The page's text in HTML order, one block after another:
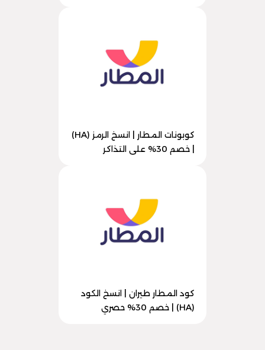
كوبونات المطار | انسخ الرمز (HA)
| خصم 30% على التذاكر
كود المطار طيران | انسخ الكود
(HA) | خصم 30% حصري